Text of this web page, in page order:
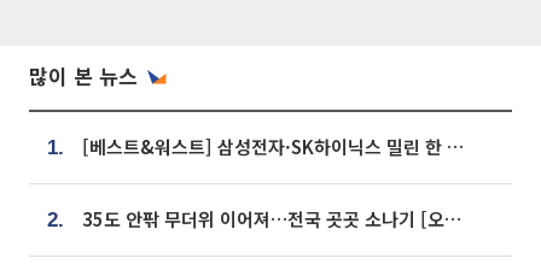
많이 본 뉴스
1. [베스트&워스트] 삼성전자·SK하이닉스 밀린 한 주…상상인증권은 85% 급등
2. 35도 안팎 무더위 이어져…전국 곳곳 소나기 [오늘 날씨]